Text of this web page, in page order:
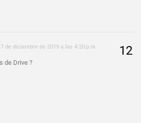
de diciembre de 2019 a las 4:20 p.m.
de Drive ?